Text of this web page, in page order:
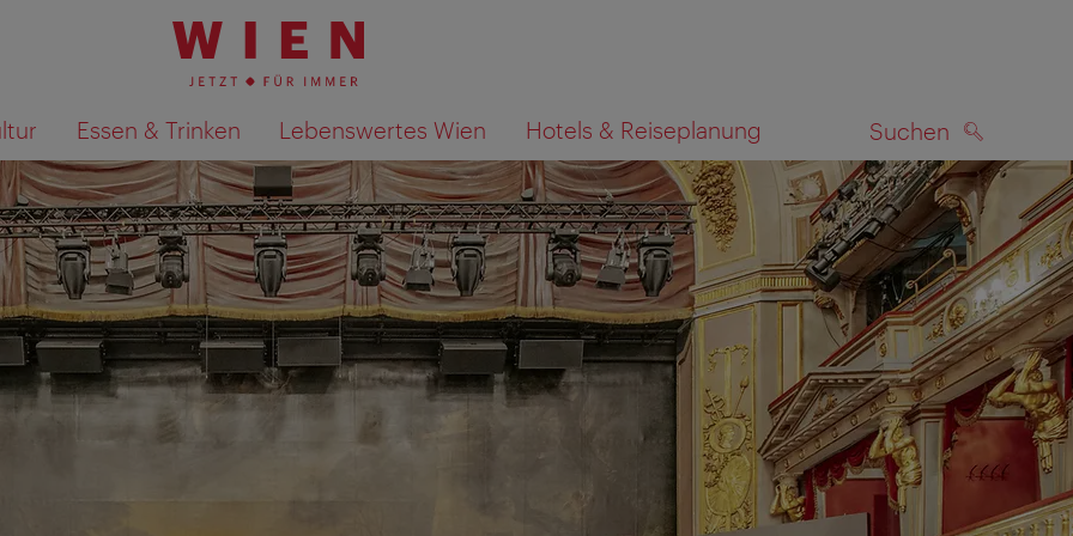
Essen & Trinken Lebenswertes Wien Hotels & Reiseplanung Suchen
Suchergebnisse auf Karte anzeigen SUCHEN